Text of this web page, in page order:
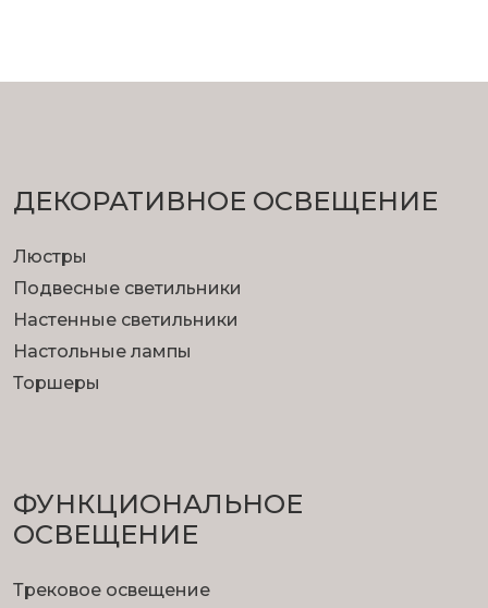
ДЕКОРАТИВНОЕ ОСВЕЩЕНИЕ
Люстры
Подвесные светильники
Настенные светильники
Настольные лампы
Торшеры
ФУНКЦИОНА­ЛЬНОЕ
ОСВЕЩЕНИЕ
Трековое освещение